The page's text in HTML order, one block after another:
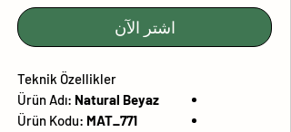
اشترِ الآن
Teknik Özellikler
Ürün Adı: Natural Beyaz
Ürün Kodu: MAT_771